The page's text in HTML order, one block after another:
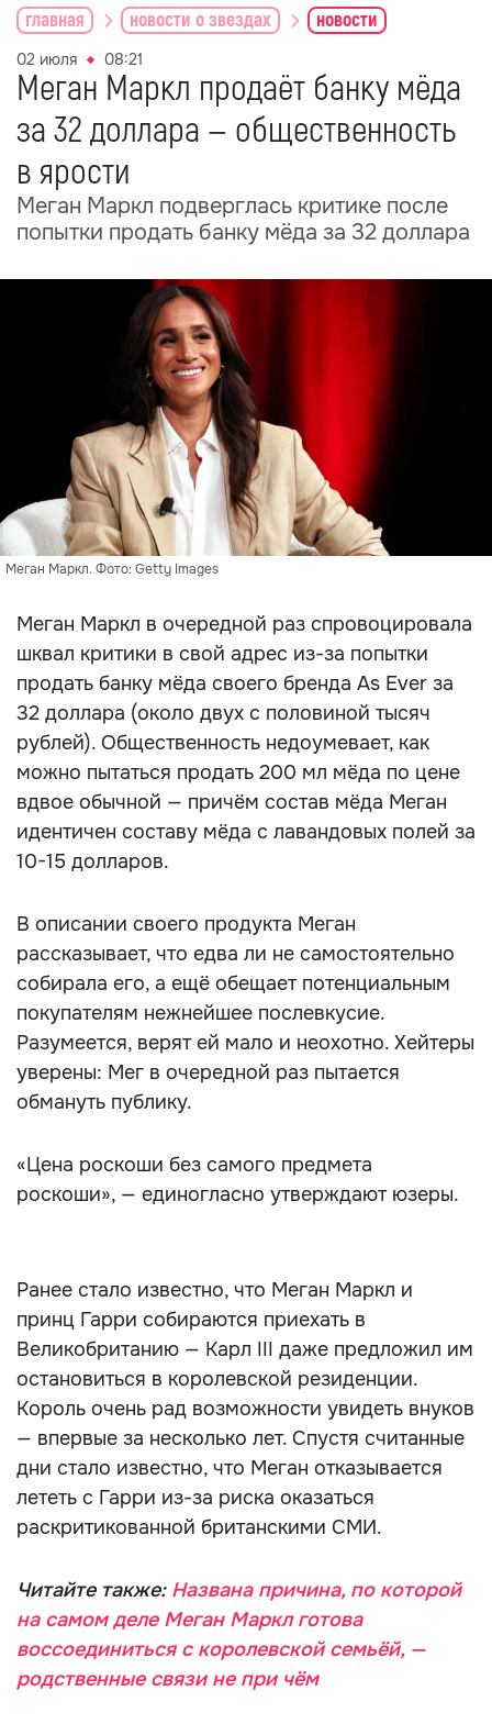
главная новости о звездах новости
02 июля 08:21
Меган Маркл продаёт банку мёда
за 32 доллара — общественность
в ярости
Меган Маркл подверглась критике после
попытки продать банку мёда за 32 доллара
Меган Маркл. Фото: Getty Images
Меган Маркл в очередной раз спровоцировала
шквал критики в свой адрес из-за попытки
продать банку мёда своего бренда As Ever за
32 доллара (около двух с половиной тысяч
рублей). Общественность недоумевает, как
можно пытаться продать 200 мл мёда по цене
вдвое обычной — причём состав мёда Меган
идентичен составу мёда с лавандовых полей за
10-15 долларов.
В описании своего продукта Меган
рассказывает, что едва ли не самостоятельно
собирала его, а ещё обещает потенциальным
покупателям нежнейшее послевкусие.
Разумеется, верят ей мало и неохотно. Хейтеры
уверены: Мег в очередной раз пытается
обмануть публику.
«Цена роскоши без самого предмета
роскоши», — единогласно утверждают юзеры.
Ранее стало известно, что Меган Маркл и
принц Гарри собираются приехать в
Великобританию — Карл III даже предложил им
остановиться в королевской резиденции.
Король очень рад возможности увидеть внуков
— впервые за несколько лет. Спустя считанные
дни стало известно, что Меган отказывается
лететь с Гарри из-за риска оказаться
раскритикованной британскими СМИ.
Читайте также: Названа причина, по которой
на самом деле Меган Маркл готова
воссоединиться с королевской семьёй, —
родственные связи не при чём